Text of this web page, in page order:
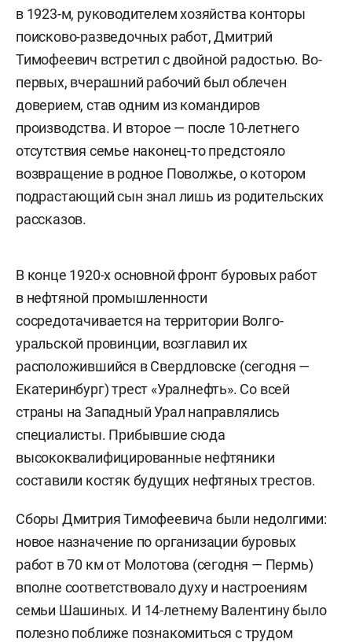
в 1923-м, руководителем хозяйства конторы
поисково-разведочных работ, Дмитрий
Тимофеевич встретил с двойной радостью. Во-
первых, вчерашний рабочий был облечен
доверием, став одним из командиров
производства. И второе — после 10-летнего
отсутствия семье наконец-то предстояло
возвращение в родное Поволжье, о котором
подрастающий сын знал лишь из родительских
рассказов.
В конце 1920-х основной фронт буровых работ
в нефтяной промышленности
сосредотачивается на территории Волго-
уральской провинции, возглавил их
расположившийся в Свердловске (сегодня —
Екатеринбург) трест «Уралнефть». Со всей
страны на Западный Урал направлялись
специалисты. Прибывшие сюда
высококвалифицированные нефтяники
составили костяк будущих нефтяных трестов.
Сборы Дмитрия Тимофеевича были недолгими:
новое назначение по организации буровых
работ в 70 км от Молотова (сегодня — Пермь)
вполне соответствовало духу и настроениям
семьи Шашиных. И 14-летнему Валентину было
полезно поближе познакомиться с трудом